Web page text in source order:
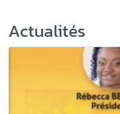
Actualités